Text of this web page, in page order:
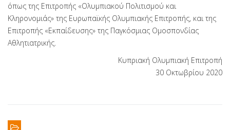
όπως της Επιτροπής «Ολυμπιακού Πολιτισμού και
Κληρονομιάς» της Ευρωπαϊκής Ολυμπιακής Επιτροπής, και της
Επιτροπής «Εκπαίδευσης» της Παγκόσμιας Ομοσπονδίας
Αθλητιατρικής.
Κυπριακή Ολυμπιακή Επιτροπή
30 Οκτωβρίου 2020